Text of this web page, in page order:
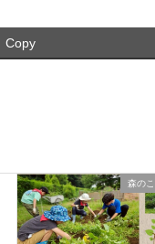
Copy
森の